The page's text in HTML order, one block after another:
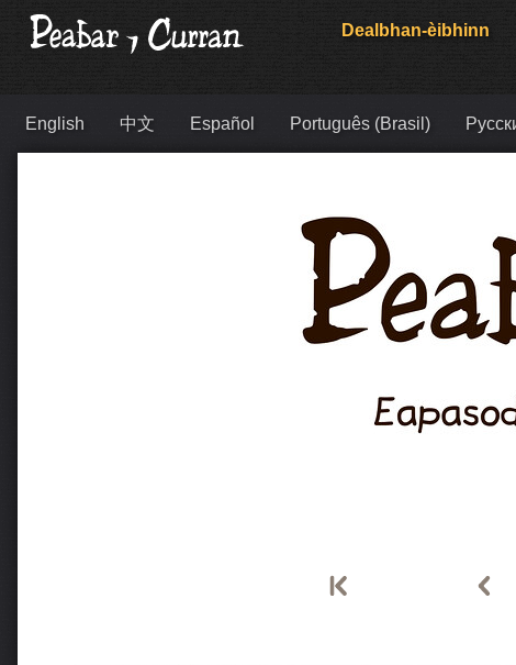
Dealbhan-èibhinn
English 中文 Español Português (Brasil)